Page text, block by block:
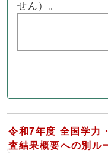
せん）。
令和7年度 全国学力
査結果概要への別ル